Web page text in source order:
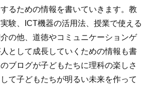
るための情報を書いていきます。教
験、ICT機器の活用法、授業で使える
の他、道徳やコミュニケーションゲ
として成長していくための情報も書
ブログが子どもたちに理科の楽しさ
て子どもたちが明るい未来を作って